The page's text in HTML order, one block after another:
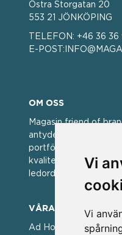
Vi
Vi
Östra Storgatan 20
553 21 JÖNKÖPING
TELEFON: +46 36 36
E-POST:
OM OSS
Magasin friend of
antyder; en vän av
portfölj med välkända
kvalitet. För oss har
ledorden och som
VÅRA VARUMÄRKEN
Ad Hoc ▪ Bialetti ▪